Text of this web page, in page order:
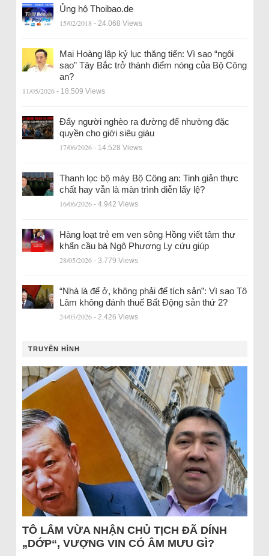
Ủng hộ Thoibao.de
15/02/2018 - 24.068 Views
Mai Hoàng lập kỷ lục thăng tiến: Vì sao “ngôi
sao” Tây Bắc trở thành điểm nóng của Bộ Công
an?
11/05/2026 - 18.509 Views
Đẩy người nghèo ra đường để nhường đặc
quyền cho giới siêu giàu
17/06/2026 - 14.528 Views
Thanh lọc bộ máy Bộ Công an: Tinh giản thực
chất hay vẫn là màn trình diễn lấy lệ?
16/06/2026 - 4.942 Views
Hàng loạt trẻ em ven sông Hồng viết tâm thư
khẩn cầu bà Ngô Phương Ly cứu giúp
28/05/2026 - 3.779 Views
“Nhà là để ở, không phải để tích sản”: Vì sao Tô
Lâm không đánh thuế Bất Động sản thứ 2?
24/05/2026 - 2.426 Views
TRUYỀN HÌNH
TÔ LÂM VỪA NHẬN CHỦ TỊCH ĐÃ DÍNH
„DỚP“, VƯỢNG VIN CÓ ÂM MƯU GÌ?